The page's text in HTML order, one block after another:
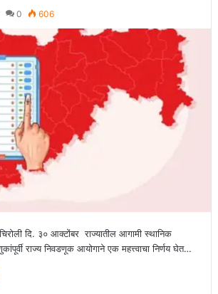
0 606
दि. ३० आक्टोंबर राज्यातील आगामी स्थानिक
राज्य निवडणूक आयोगाने एक महत्त्वाचा निर्णय घेत…